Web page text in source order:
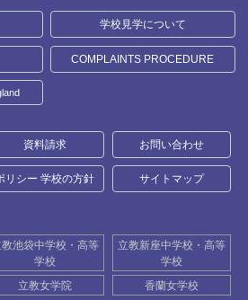
学校見学について
COMPLAINTS PROCEDURE
資料請求 お問い合わせ
リシー 学校の方針 サイトマップ
教池袋中学校・高等
学校
立教新座中学校・高等
学校
立教女学院 香蘭女学校